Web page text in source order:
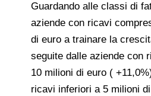
Guardando alle classi di
aziende con ricavi
di euro a trainare la
seguite dalle aziende con
10 milioni di euro (
ricavi inferiori a 5 milioni